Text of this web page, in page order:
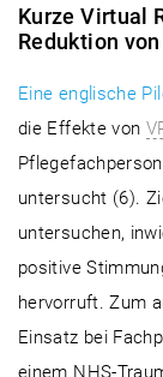
Kurze Virtual
Reduktion
Eine englische
die Effekte von
untersucht (6).
untersuchen,
positive
hervorruft. Zum
Einsatz bei
einem NHS-